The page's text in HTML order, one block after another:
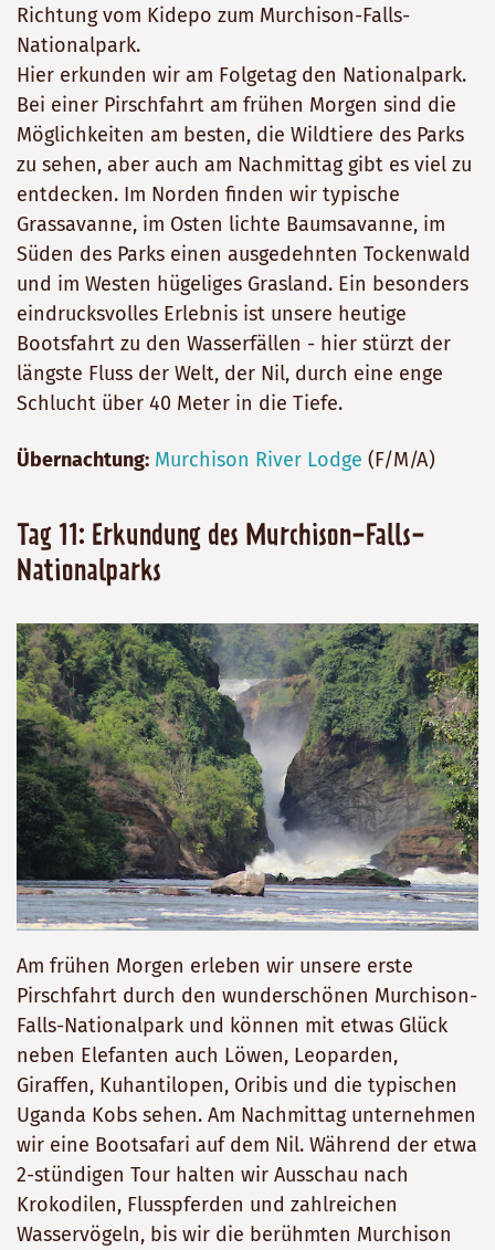
Richtung vom Kidepo zum Murchison-Falls-
Nationalpark.
Hier erkunden wir am Folgetag den Nationalpark.
Bei einer Pirschfahrt am frühen Morgen sind die
Möglichkeiten am besten, die Wildtiere des Parks
zu sehen, aber auch am Nachmittag gibt es viel zu
entdecken. Im Norden finden wir typische
Grassavanne, im Osten lichte Baumsavanne, im
Süden des Parks einen ausgedehnten Tockenwald
und im Westen hügeliges Grasland. Ein besonders
eindrucksvolles Erlebnis ist unsere heutige
Bootsfahrt zu den Wasserfällen - hier stürzt der
längste Fluss der Welt, der Nil, durch eine enge
Schlucht über 40 Meter in die Tiefe.
Übernachtung: Murchison River Lodge (F/M/A)
Tag 11: Erkundung des Murchison-Falls-
Nationalparks
Am frühen Morgen erleben wir unsere erste
Pirschfahrt durch den wunderschönen Murchison-
Falls-Nationalpark und können mit etwas Glück
neben Elefanten auch Löwen, Leoparden,
Giraffen, Kuhantilopen, Oribis und die typischen
Uganda Kobs sehen. Am Nachmittag unternehmen
wir eine Bootsafari auf dem Nil. Während der etwa
2-stündigen Tour halten wir Ausschau nach
Krokodilen, Flusspferden und zahlreichen
Wasservögeln, bis wir die berühmten Murchison